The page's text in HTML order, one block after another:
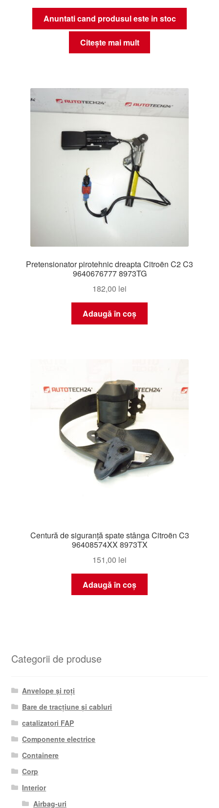
Anuntati cand produsul este in stoc
Citește mai mult
Pretensionator pirotehnic dreapta Citroën C2 C3
9640676777 8973TG
182,00 lei
Adaugă în coș
Centură de siguranță spate stânga Citroën C3
96408574XX 8973TX
151,00 lei
Adaugă în coș
Categorii de produse
Anvelope și roți
Bare de tracțiune și cabluri
catalizatori FAP
Componente electrice
Containere
Corp
Interior
Airbag-uri